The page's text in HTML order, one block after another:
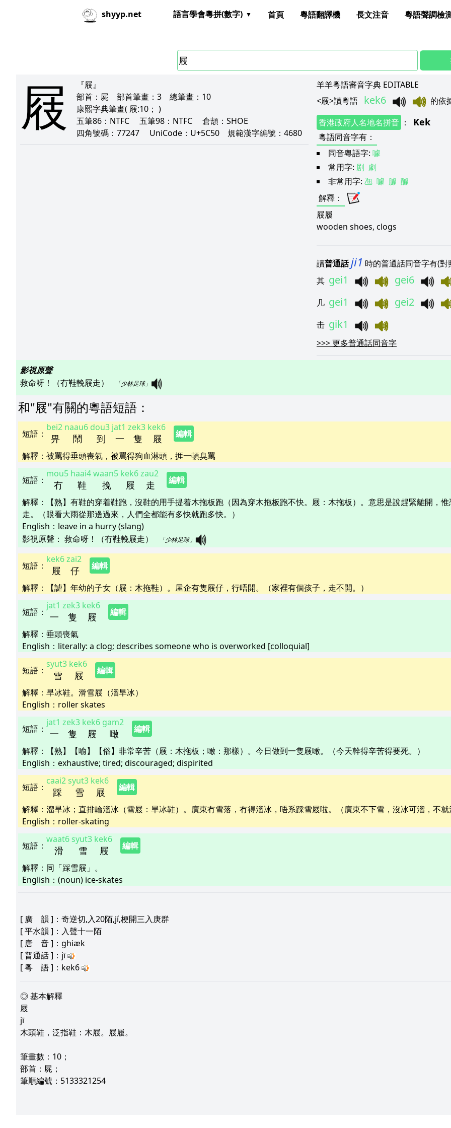
shyyp.net 語言學會粵拼(數字) 首頁 粵語翻譯機 長文注音 粵語聲調檢
屐
『屐』
部首： 屍 部首筆畫： 3 總筆畫： 10
康熙字典筆畫( 屐:10； )
五筆86： NTFC 五筆98： NTFC 倉頡： SHOE
四角號碼： 77247 UniCode： U+5C50 規範漢字編號： 4680
羊羊粵語審音字典 EDITABLE
<屐>讀粵語 kek6 的依
香港政府人名地名拼音 ： Kek
粵語同音字有 ：
同音粵語字: 噱
常用字: 剧 劇
非常用字: 乪 噱 臄 醵
解釋 ：
屐履
wooden shoes, clogs
讀普通話ji1 時的普通話同音字有(對
其 gei1 gei6
几 gei1 gei2
击 gik1
>>>更多普通話同音字
影視原聲
救命呀！（冇鞋輓屐走）
「少林足球」
和"屐"有關的粵語短語 ：
短語 ： 畀
bei2
鬧
naau6
到
dou3
一
jat1
隻
zek3
屐
kek6
編輯
解釋 ： 被罵得垂頭喪氣，被罵得狗血淋頭，捱一頓臭罵
短語 ： 冇
mou5
鞋
haai4
挽
waan5
屐
kek6
走
zau2
編輯
解釋 ：
【熟】有鞋的穿着鞋跑，沒鞋的用手提着木拖板跑（因為穿木拖板跑不快。屐：木拖板）。意思是說趕緊離開，
走。（眼看大雨從那邊過來，人們全都能有多快就跑多快。）
English： leave in a hurry (slang)
影視原聲： 救命呀！（冇鞋輓屐走） 「少林足球」
短語 ： 屐
kek6
仔
zai2
編輯
解釋 ： 【謔】年幼的子女（屐：木拖鞋）。屋企有隻屐仔，行唔開。（家裡有個孩子，走不開。）
短語 ： 一
jat1
隻
zek3
屐
kek6
編輯
解釋 ： 垂頭喪氣
English： literally: a clog; describes someone who is overworked [colloquial]
短語 ： 雪
syut3
屐
kek6
編輯
解釋 ： 旱冰鞋。滑雪屐（溜旱冰）
English： roller skates
短語 ： 一
jat1
隻
zek3
屐
kek6
噉
gam2
編輯
解釋 ：
【熟】【喻】【俗】非常辛苦（屐：木拖板；噉：那樣）。今日做到一隻屐噉。（今天幹得辛苦得要死。）
English： exhaustive; tired; discouraged; dispirited
短語 ： 踩
caai2
雪
syut3
屐
kek6
編輯
解釋 ： 溜旱冰；直排輪溜冰（雪屐：旱冰鞋）。廣東冇雪落，冇得溜冰，唔系踩雪屐啦。（廣東不下雪，沒冰可溜，不就
English： roller-skating
短語 ： 滑
waat6
雪
syut3
屐
kek6
編輯
解釋 ： 同「踩雪屐」。
English： (noun) ice-skates
[ 廣 韻 ]：奇逆切,入20陌,jí,梗開三入庚群
[平水韻 ]：入聲十一陌
[ 唐 音]：ghiæk
[普通話]：jī
[粵 語]：kek6
◎ 基本解釋
屐
jī
木頭鞋，泛指鞋：木屐。屐履。
筆畫數：10；
部首：屍；
筆順編號：5133321254